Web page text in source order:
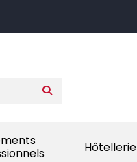
Hôtellerie